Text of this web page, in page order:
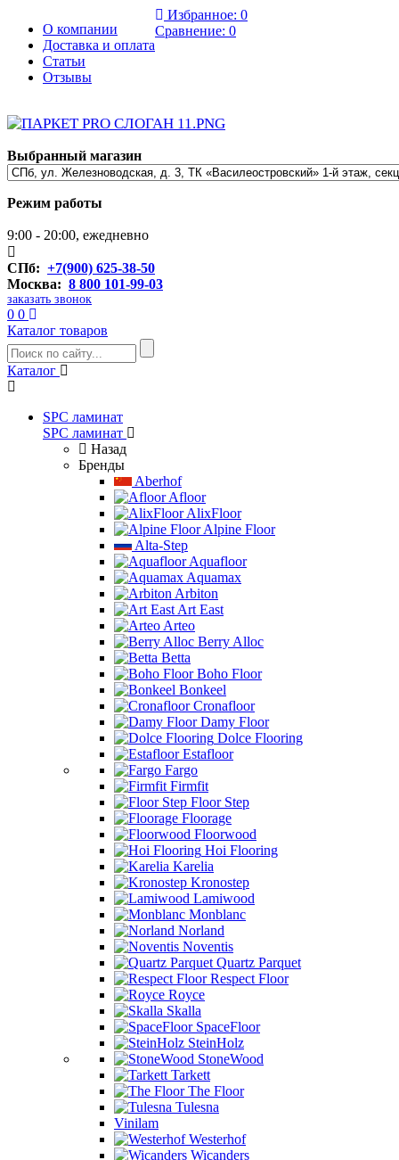
О компании
Доставка и оплата
Статьи
Отзывы
Избранное: 0
Сравнение: 0
Выбранный магазин
Режим работы
9:00 - 20:00, ежедневно
СПб: +7(900) 625-38-50
Москва: 8 800 101-99-03
заказать звонок
0 0
Каталог товаров
Каталог
SPC ламинат
SPC ламинат
Назад
Бренды
Aberhof
Afloor
AlixFloor
Alpine Floor
Alta-Step
Aquafloor
Aquamax
Arbiton
Art East
Arteo
Berry Alloc
Betta
Boho Floor
Bonkeel
Cronafloor
Damy Floor
Dolce Flooring
Estafloor
Fargo
Firmfit
Floor Step
Floorage
Floorwood
Hoi Flooring
Karelia
Kronostep
Lamiwood
Monblanc
Norland
Noventis
Quartz Parquet
Respect Floor
Royce
Skalla
SpaceFloor
SteinHolz
StoneWood
Tarkett
The Floor
Tulesna
Vinilam
Westerhof
Wicanders